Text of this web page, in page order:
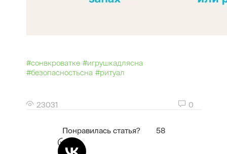
#сонвкроватке #игрушкадлясна
#безопасностьсна #ритуал
23031 0
Понравилась статья? 58